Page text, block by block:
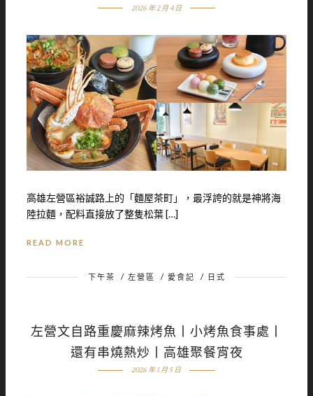
2026 年 2 月 4 日
高雄左營區裕誠路上的「麵屋茶町」，最浮誇的就是神將海
陸拉麵，配料直接放了整隻松葉 […]
READ MORE
下午茶 / 左營區 / 愛食記 / 日式
左營文自路重慶麻辣烤魚丨小烤魚食事處丨
還有串燒熱炒丨高雄聚餐宵夜
2026 年 1 月 5 日